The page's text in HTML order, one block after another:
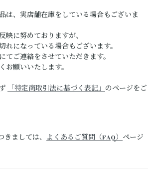
は、実店舗在庫をしている場合もございま
に努めておりますが、
になっている場合もございます。
ご連絡をさせていただきます。
願いいたします。
「特定商取引法に基づく表記」のページをご
ましては、 よくあるご質問（FAQ）ページ